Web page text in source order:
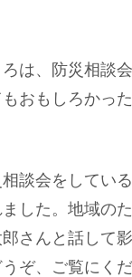
は、防災相談
おもしろかっ
談会をしてい
した。地域の
さんと話して
ぞ、ご覧にくだ